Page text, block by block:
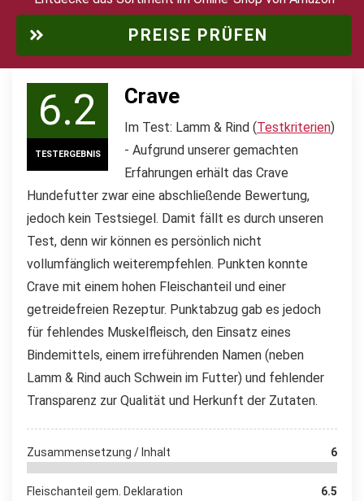
PREISE PRÜFEN
6.2
TESTERGEBNIS
Crave
Im Test: Lamm & Rind (Testkriterien)
- Aufgrund unserer gemachten
Erfahrungen erhält das Crave
Hundefutter zwar eine abschließende Bewertung,
jedoch kein Testsiegel. Damit fällt es durch unseren
Test, denn wir können es persönlich nicht
vollumfänglich weiterempfehlen. Punkten konnte
Crave mit einem hohen Fleischanteil und einer
getreidefreien Rezeptur. Punktabzug gab es jedoch
für fehlendes Muskelfleisch, den Einsatz eines
Bindemittels, einem irreführenden Namen (neben
Lamm & Rind auch Schwein im Futter) und fehlender
Transparenz zur Qualität und Herkunft der Zutaten.
Zusammensetzung / Inhalt 6
Fleischanteil gem. Deklaration 6.5